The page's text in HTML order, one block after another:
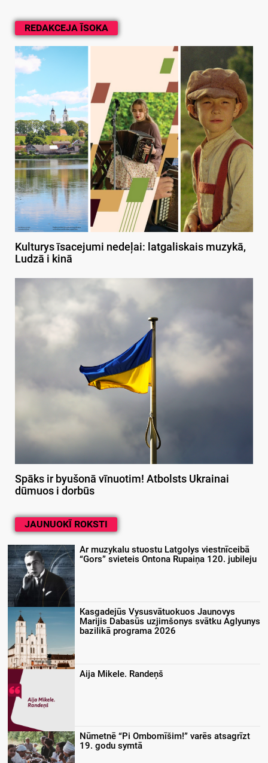
REDAKCEJA ĪSOKA
Kulturys īsacejumi nedeļai: latgaliskais muzykā,
Ludzā i kinā
Spāks ir byušonā vīnuotim! Atbolsts Ukrainai
dūmuos i dorbūs
JAUNUOKĪ ROKSTI
Ar muzykalu stuostu Latgolys viestnīceibā
“Gors” svieteis Ontona Rupaiņa 120. jubileju
Kasgadejūs Vysusvātuokuos Jaunovys
Marijis Dabasūs uzjimšonys svātku Aglyunys
bazilikā programa 2026
Aija Mikele. Randeņš
Nūmetnē “Pi Ombomīšim!” varēs atsagrīzt
19. godu symtā